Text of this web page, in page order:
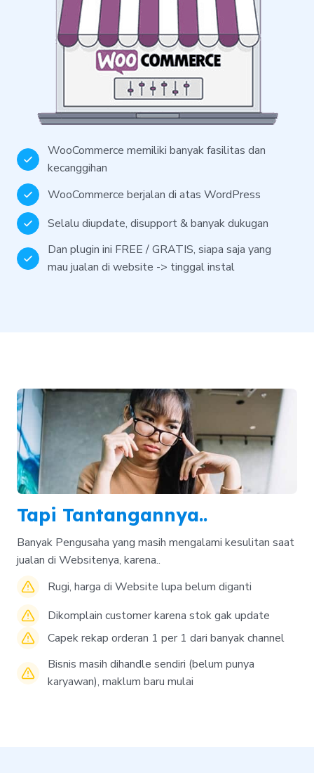
WooCommerce memiliki banyak fasilitas dan
kecanggihan
WooCommerce berjalan di atas WordPress
Selalu diupdate, disupport & banyak dukugan
Dan plugin ini FREE / GRATIS, siapa saja yang
mau jualan di website -> tinggal instal
Tapi Tantangannya..
Banyak Pengusaha yang masih mengalami kesulitan saat
jualan di Websitenya, karena..
Rugi, harga di Website lupa belum diganti
Dikomplain customer karena stok gak update
Capek rekap orderan 1 per 1 dari banyak channel
Bisnis masih dihandle sendiri (belum punya
karyawan), maklum baru mulai